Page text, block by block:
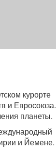
курорте
и Евросоюза.
планеты.
и Йемене.